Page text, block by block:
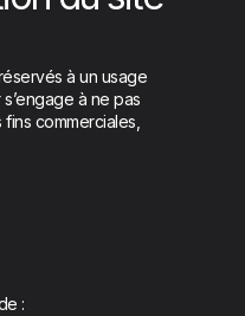
à un usage
s’engage à ne pas
commerciales,
: